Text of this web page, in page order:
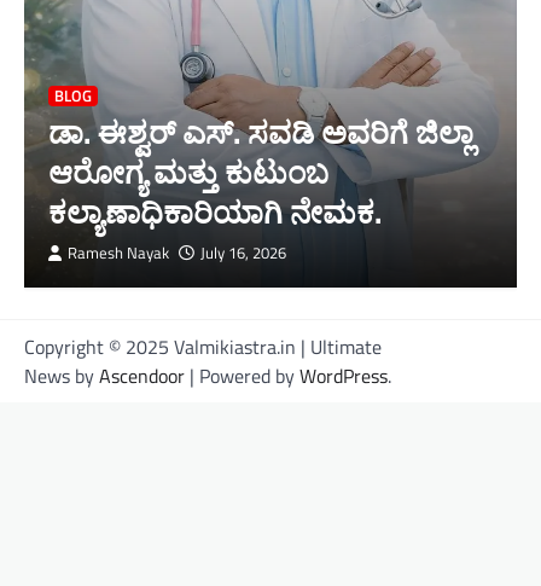
BLOG
ಡಾ. ಈಶ್ವರ್ ಎಸ್. ಸವಡಿ ಅವರಿಗೆ ಜಿಲ್ಲಾ
ಆರೋಗ್ಯ ಮತ್ತು ಕುಟುಂಬ
ಕಲ್ಯಾಣಾಧಿಕಾರಿಯಾಗಿ ನೇಮಕ.
Ramesh Nayak July 16, 2026
Copyright © 2025 Valmikiastra.in | Ultimate
News byAscendoor | Powered byWordPress.